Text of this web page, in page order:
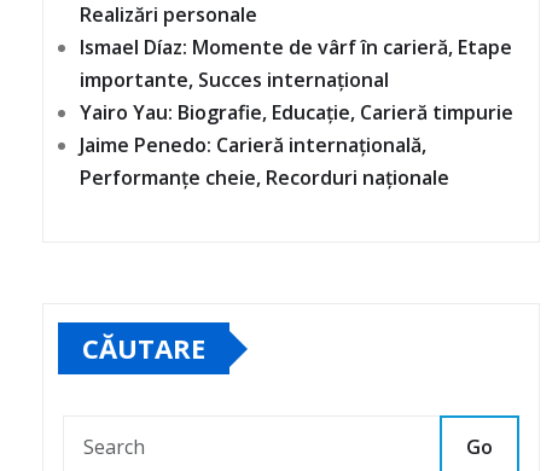
Realizări personale
Ismael Díaz: Momente de vârf în carieră, Etape
importante, Succes internațional
Yairo Yau: Biografie, Educație, Carieră timpurie
Jaime Penedo: Carieră internațională,
Performanțe cheie, Recorduri naționale
CĂUTARE
Go